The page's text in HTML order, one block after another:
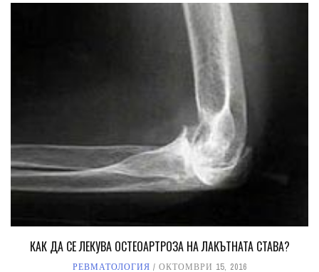
КАК ДА СЕ ЛЕКУВА ОСТЕОАРТРОЗА НА ЛАКЪТНАТА СТАВА?
РЕВМАТОЛОГИЯ ОКТОМВРИ 15, 2016